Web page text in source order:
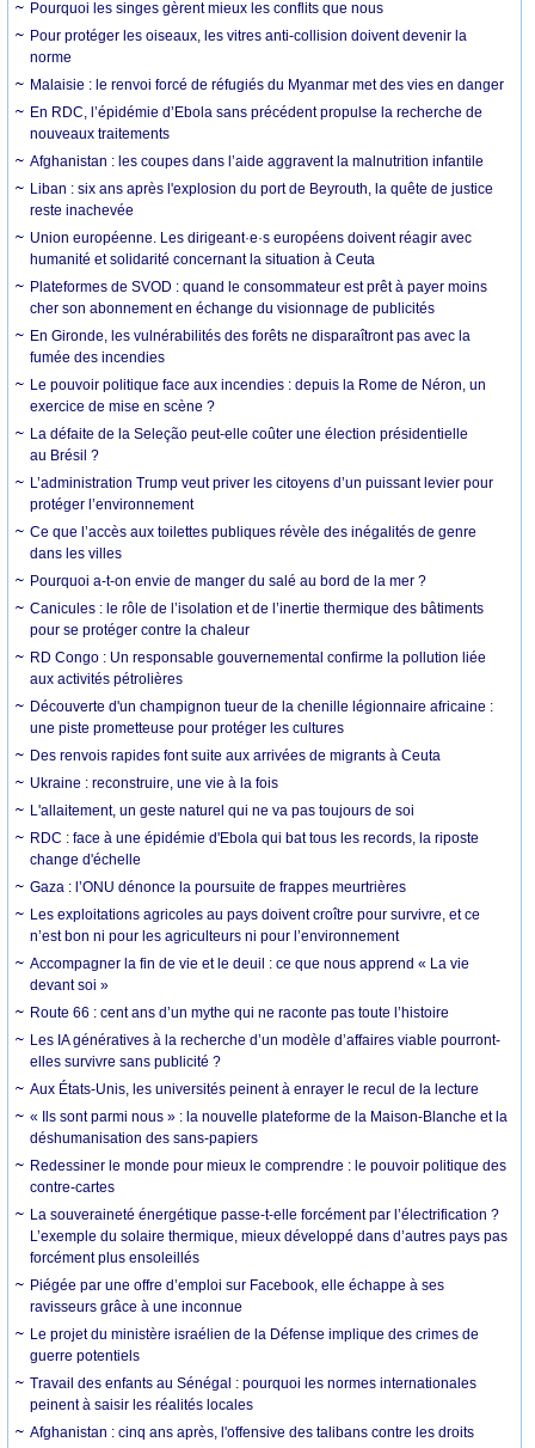
Pourquoi les singes gèrent mieux les conflits que nous
Pour protéger les oiseaux, les vitres anti-collision doivent devenir la
norme
Malaisie : le renvoi forcé de réfugiés du Myanmar met des vies en danger
En RDC, l’épidémie d’Ebola sans précédent propulse la recherche de
nouveaux traitements
Afghanistan : les coupes dans l’aide aggravent la malnutrition infantile
Liban : six ans après l'explosion du port de Beyrouth, la quête de justice
reste inachevée
Union européenne. Les dirigeant·e·s européens doivent réagir avec
humanité et solidarité concernant la situation à Ceuta
Plateformes de SVOD : quand le consommateur est prêt à payer moins
cher son abonnement en échange du visionnage de publicités
En Gironde, les vulnérabilités des forêts ne disparaîtront pas avec la
fumée des incendies
Le pouvoir politique face aux incendies : depuis la Rome de Néron, un
exercice de mise en scène ?
La défaite de la Seleção peut-elle coûter une élection présidentielle
au Brésil ?
L’administration Trump veut priver les citoyens d’un puissant levier pour
protéger l’environnement
Ce que l’accès aux toilettes publiques révèle des inégalités de genre
dans les villes
Pourquoi a-t-on envie de manger du salé au bord de la mer ?
Canicules : le rôle de l’isolation et de l’inertie thermique des bâtiments
pour se protéger contre la chaleur
RD Congo : Un responsable gouvernemental confirme la pollution liée
aux activités pétrolières
Découverte d'un champignon tueur de la chenille légionnaire africaine :
une piste prometteuse pour protéger les cultures
Des renvois rapides font suite aux arrivées de migrants à Ceuta
Ukraine : reconstruire, une vie à la fois
L'allaitement, un geste naturel qui ne va pas toujours de soi
RDC : face à une épidémie d'Ebola qui bat tous les records, la riposte
change d'échelle
Gaza : l’ONU dénonce la poursuite de frappes meurtrières
Les exploitations agricoles au pays doivent croître pour survivre, et ce
n’est bon ni pour les agriculteurs ni pour l’environnement
Accompagner la fin de vie et le deuil : ce que nous apprend « La vie
devant soi »
Route 66 : cent ans d’un mythe qui ne raconte pas toute l’histoire
Les IA génératives à la recherche d’un modèle d’affaires viable pourront-
elles survivre sans publicité ?
Aux États-Unis, les universités peinent à enrayer le recul de la lecture
« Ils sont parmi nous » : la nouvelle plateforme de la Maison-Blanche et la
déshumanisation des sans-papiers
Redessiner le monde pour mieux le comprendre : le pouvoir politique des
contre-cartes
La souveraineté énergétique passe-t-elle forcément par l’électrification ?
L’exemple du solaire thermique, mieux développé dans d’autres pays pas
forcément plus ensoleillés
Piégée par une offre d’emploi sur Facebook, elle échappe à ses
ravisseurs grâce à une inconnue
Le projet du ministère israélien de la Défense implique des crimes de
guerre potentiels
Travail des enfants au Sénégal : pourquoi les normes internationales
peinent à saisir les réalités locales
Afghanistan : cinq ans après, l'offensive des talibans contre les droits